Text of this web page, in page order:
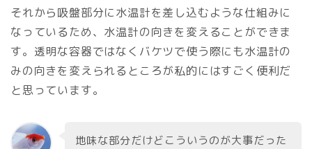
それから吸盤部分に水温計を差し込むような仕組みに
なっているため、水温計の向きを変えることができま
す。透明な容器ではなくバケツで使う際にも水温計の
みの向きを変えられるところが私的にはすごく便利だ
と思っています。
地味な部分だけどこういうのが大事だった